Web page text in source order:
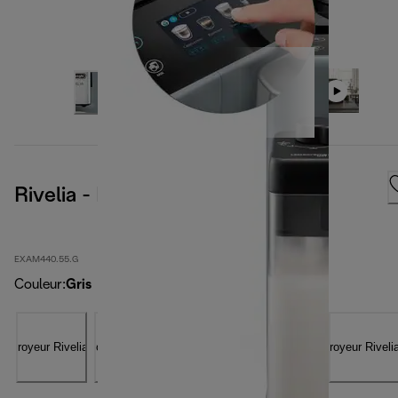
Rivelia - Pebble Grey
EXAM440.55.G
Couleur:Gris